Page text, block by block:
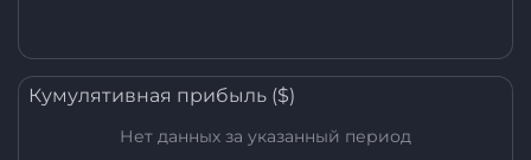
Кумулятивная прибыль ($)
Нет данных за указанный период